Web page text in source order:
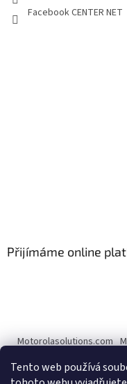
Tento web používá
Facebook CENTER NET
Přijímáme online
Motorolasolutions.com